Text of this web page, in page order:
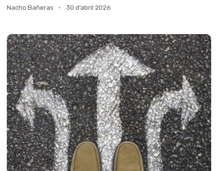
Nacho Bañeras 30 d’abril 2026